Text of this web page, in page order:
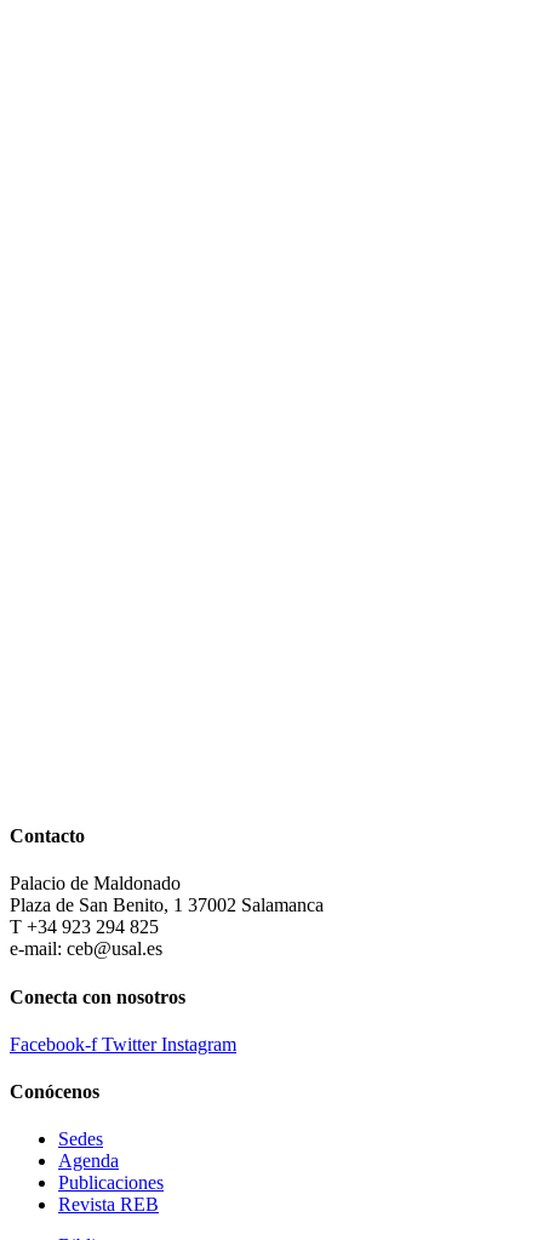
Contacto
Palacio de Maldonado
Plaza de San Benito, 1 37002 Salamanca
T +34 923 294 825
e-mail: ceb@usal.es
Conecta con nosotros
Facebook-f Twitter Instagram
Conócenos
Sedes
Agenda
Publicaciones
Revista REB